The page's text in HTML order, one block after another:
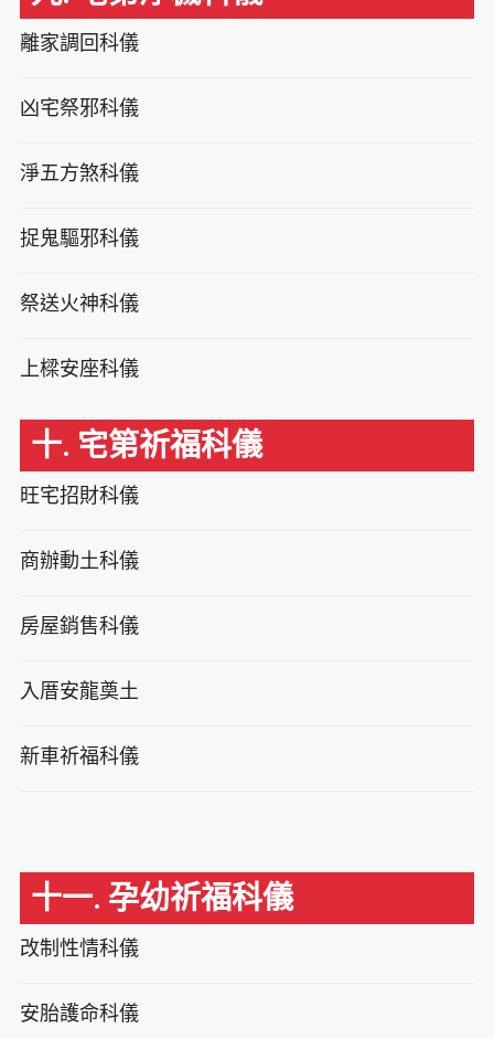
離家調回科儀
凶宅祭邪科儀
淨五方煞科儀
捉鬼驅邪科儀
祭送火神科儀
上樑安座科儀
十. 宅第祈福科儀
旺宅招財科儀
商辦動土科儀
房屋銷售科儀
入厝安龍奠土
新車祈福科儀
十一. 孕幼祈福科儀
改制性情科儀
安胎護命科儀